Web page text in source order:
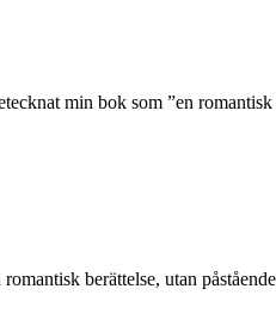
min bok som ”en
berättelse, utan